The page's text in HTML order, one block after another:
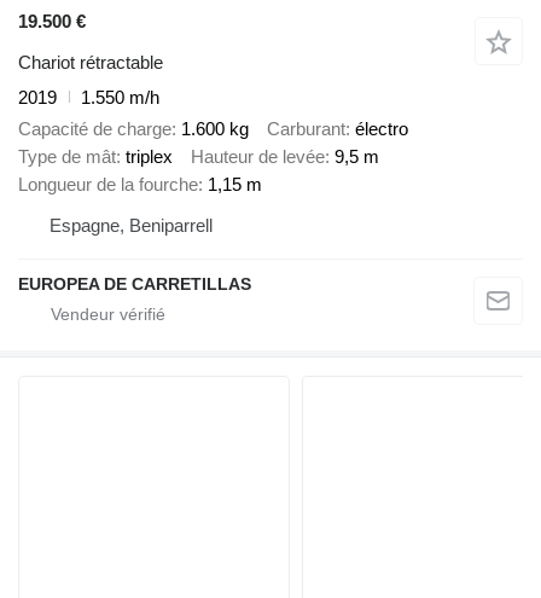
19.500 €
Chariot rétractable
2019
1.550 m/h
Capacité de charge 1.600 kg Carburant électro
Type de mât triplex Hauteur de levée 9,5 m
Longueur de la fourche 1,15 m
Espagne, Beniparrell
EUROPEA DE CARRETILLAS